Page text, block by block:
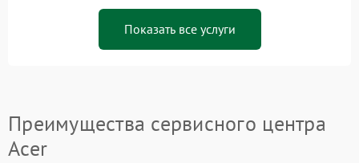
Показать все услуги
Преимущества сервисного центра
Acer